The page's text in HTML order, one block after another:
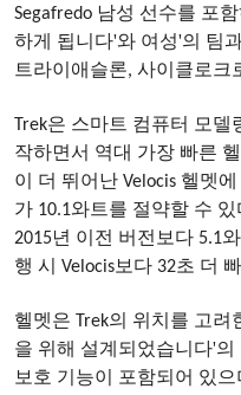
Segafredo 남성 선수를 포
하게 됩니다'와 여성'의 팀
트라이애슬론, 사이클로크
Trek은 스마트 컴퓨터 모델
작하면서 역대 가장 빠른
이 더 뛰어난 Velocis 헬멧
가 10.1와트를 절약할 수
2015년 이전 버전보다 5.1
행 시 Velocis보다 32초 더
헬멧은 Trek의 위치를 ​​고려
을 위해 설계되었습니다'의
보호 기능이 포함되어 있